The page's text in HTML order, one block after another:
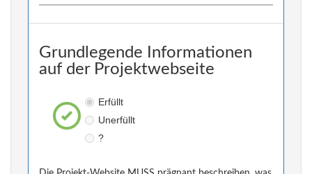
Grundlegende Informationen
auf der Projektwebseite
Erfüllt
Unerfüllt
?